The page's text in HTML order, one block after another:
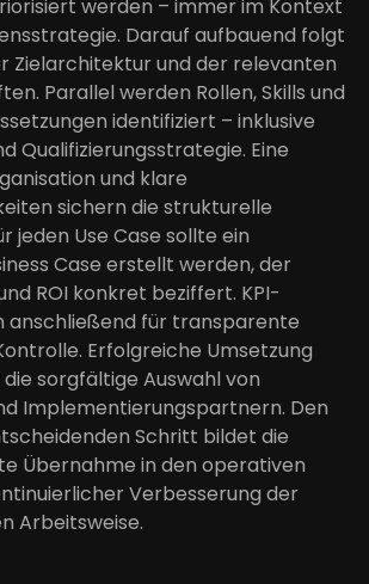
werden – immer im Kontext
Darauf aufbauend folgt
Zielarchitektur und der relevanten
Parallel werden Rollen, Skills und
identifiziert – inklusive
Qualifizierungsstrategie. Eine
und klare
sichern die strukturelle
jeden Use Case sollte ein
Case erstellt werden, der
ROI konkret beziffert. KPI-
anschließend für transparente
Erfolgreiche Umsetzung
sorgfältige Auswahl von
Implementierungspartnern. Den
Schritt bildet die
Übernahme in den operativen
Verbesserung der
Arbeitsweise.